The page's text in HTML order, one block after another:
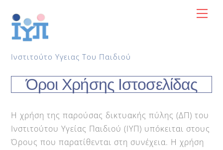
content
Ινστιτούτο Υγειας Του Παιδιού
Όροι Χρήσης Ιστοσελίδας
Η χρήση της παρούσας δικτυακής πύλης (ΔΠ) του
Ινστιτούτου Υγείας Παιδιού (ΙΥΠ) υπόκειται στους
Όρους που παρατίθενται στη συνέχεια. Η χρήση